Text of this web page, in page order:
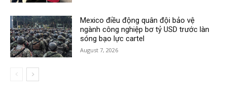
Mexico điều động quân đội bảo vệ
ngành công nghiệp bơ tỷ USD trước làn
sóng bạo lực cartel
August 7, 2026